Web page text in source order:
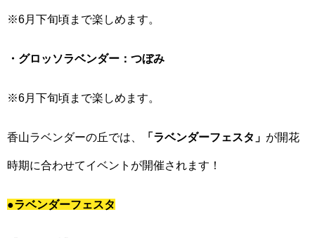
※6月下旬頃まで楽しめます。
・グロッソラベンダー：つぼみ
※6月下旬頃まで楽しめます。
香山ラベンダーの丘では、 「ラベンダーフェスタ」 が開花
時期に合わせてイベントが開催されます！
●ラベンダーフェスタ